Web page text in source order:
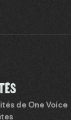
de One Voice